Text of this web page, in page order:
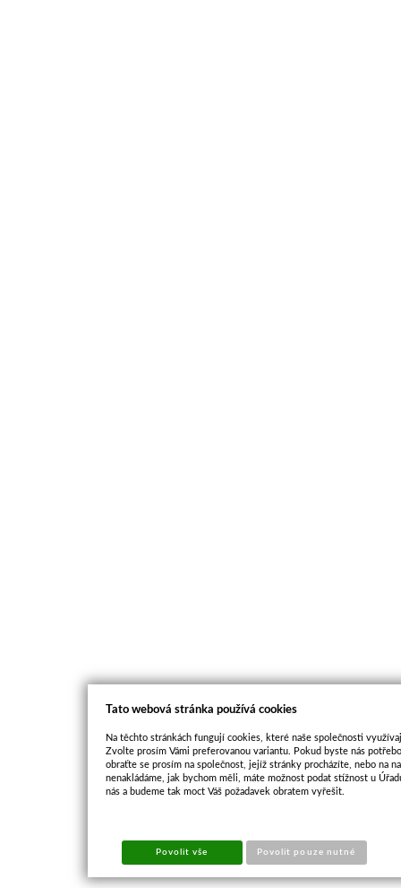
Tato webová stránka používá cookies
Na těchto stránkách fungují cookies, které naše společnosti
Zvolte prosím Vámi preferovanou variantu. Pokud byste nás
obraťte se prosím na společnost, jejíž stránky procházíte, nebo na
nenakládáme, jak bychom měli, máte možnost podat stížnost u
nás a budeme tak moct Váš požadavek obratem vyřešit.
Povolit vše Povolit pouze nutné